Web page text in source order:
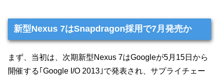
新型Nexus 7はSnapdragon採用で7月発売か
まず、当初は、次期新型Nexus 7はGoogleが5月15日から
開催する｢Google I/O 2013｣で発表され、サプライチェー